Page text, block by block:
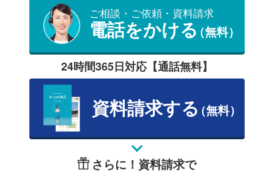
ご相談・ご依頼・資料請求
電話をかける（無料）
24時間365日対応【通話無料】
資料請求する（無料）
さらに！資料請求で